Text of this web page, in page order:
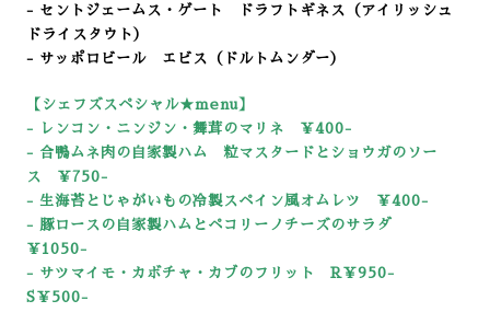
- セントジェームス・ゲート ドラフトギネス（アイリッシュ
ドライスタウト）
- サッポロビール エビス（ドルトムンダー）
【シェフズスペシャル★menu】
- レンコン・ニンジン・舞茸のマリネ ￥400-
- 合鴨ムネ肉の自家製ハム 粒マスタードとショウガのソー
ス
￥750-
- 生海苔とじゃがいもの冷製スペイン風オムレツ ￥400-
- 豚ロースの自家製ハムとペコリーノチーズのサラダ
￥1050-
- サツマイモ・カボチャ・カブのフリット R￥950-
S￥500-